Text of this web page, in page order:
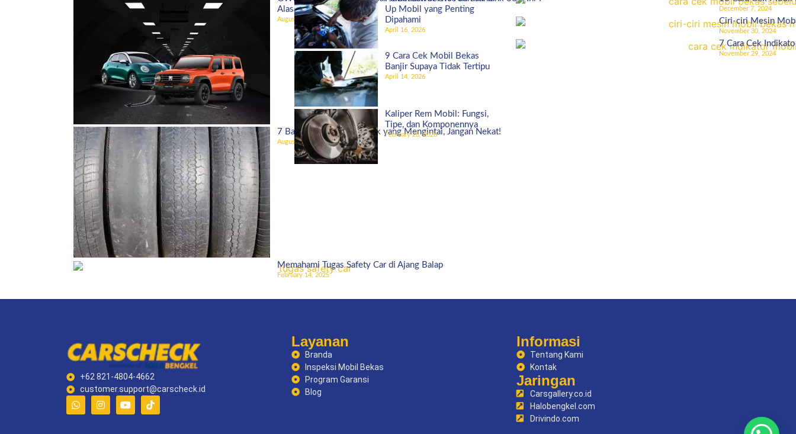
Alasannya!
August 27, 2025
7 Bahaya Ban Mobil Botak yang Mengintai, Jangan Nekat!
August 5, 2025
Memahami Tugas Safety Car di Ajang Balap
February 14, 2025
Up Mobil yang Penting
Dipahami
April 16, 2026
9 Cara Cek Mobil Bekas
Banjir Supaya Tidak Tertipu
April 14, 2026
Kaliper Rem Mobil: Fungsi,
Tipe, dan Komponennya
February 28, 2026
December 7, 2024
Ciri-ciri Mesin
November 30, 2024
7 Cara Cek
November 29, 2024
+62 821-4804-4662
customer.support@carscheck.id
Layanan
Branda
Inspeksi Mobil Bekas
Program Garansi
Blog
Informasi
Tentang Kami
Kontak
Jaringan
Carsgallery.co.id
Halobengkel.com
Drivindo.com